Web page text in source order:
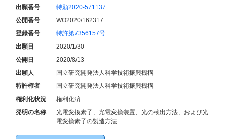
出願番号
特願2020-571137
公開番号
WO2020/162317
登録番号
特許第7356157号
出願日
2020/1/30
公開日
2020/8/13
出願人
国立研究開発法人科学技術振興機構
特許権者
国立研究開発法人科学技術振興機構
権利化状況
権利化済
発明の名称
光電変換素子、光電変換装置、光の検出方法、および光
電変換素子の製造方法